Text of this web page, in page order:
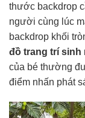
thước backdrop
người cùng lúc
backdrop khối
đồ trang trí sinh
của bé thường
điểm nhấn phát